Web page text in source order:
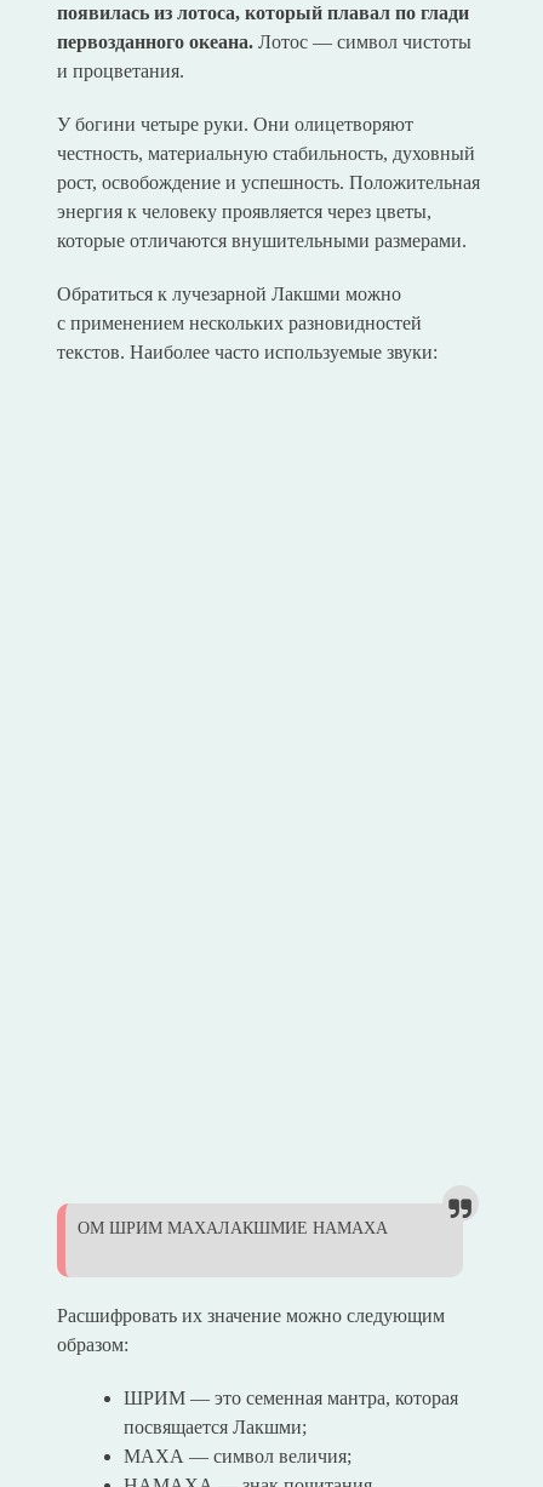
появилась из лотоса, который плавал по глади
первозданного океана.Лотос — символ чистоты
и процветания.
У богини четыре руки. Они олицетворяют
честность, материальную стабильность, духовный
рост, освобождение и успешность. Положительная
энергия к человеку проявляется через цветы,
которые отличаются внушительными размерами.
Обратиться к лучезарной Лакшми можно
с применением нескольких разновидностей
текстов. Наиболее часто используемые звуки:
ОМ ШРИМ МАХАЛАКШМИЕ НАМАХА
Расшифровать их значение можно следующим
образом:
ШРИМ — это семенная мантра, которая
посвящается Лакшми;
МАХА — символ величия;